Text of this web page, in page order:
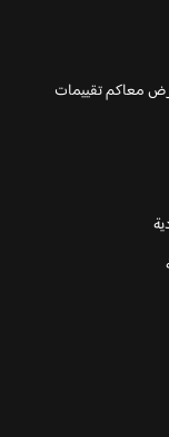
معاكم تقييمات